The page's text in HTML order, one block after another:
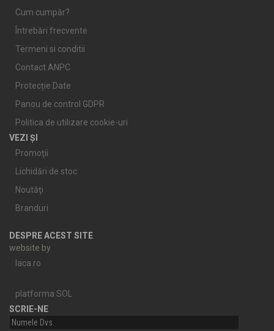
Cum cumpăr?
Întrebări frecvente
Termeni si conditii
Contact ANPC
Protecție Date
Panou de control GDPR
Politica de utilizare cookie-uri
VEZI ȘI
Promoţii
Lichidări de stoc
Noutăţi
Branduri
DESPRE ACEST SITE
website by
laca.ro
platforma SOL
SCRIE-NE